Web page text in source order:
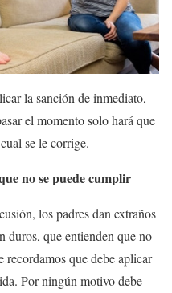
la sanción de inmediato,
el momento solo hará que
se le corrige.
no se puede cumplir
los padres dan extraños
duros, que entienden que no
que debe aplicar
Por ningún motivo debe